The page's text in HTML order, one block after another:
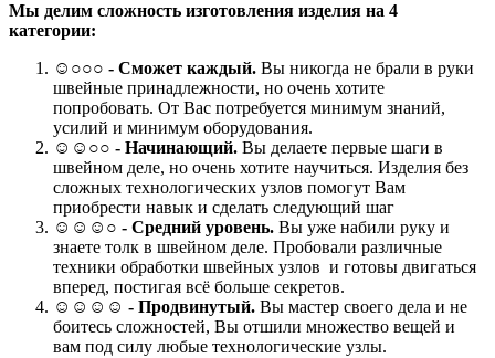
Мы делим сложность изготовления изделия на 4
категории:
☺ ○○○ - Сможет каждый. Вы никогда не брали в руки
швейные принадлежности, но очень хотите
попробовать. От Вас потребуется минимум знаний,
усилий и минимум оборудования.
☺☺○○ - Начинающий. Вы делаете первые шаги в
швейном деле, но очень хотите научиться. Изделия без
сложных технологических узлов помогут Вам
приобрести навык и сделать следующий шаг
☺☺☺○ - Средний уровень. Вы уже набили руку и
знаете толк в швейном деле. Пробовали различные
техники обработки швейных узлов и готовы двигаться
вперед, постигая всё больше секретов.
☺☺☺☺ - Продвинутый. Вы мастер своего дела и не
боитесь сложностей, Вы отшили множество вещей и
вам под силу любые технологические узлы.